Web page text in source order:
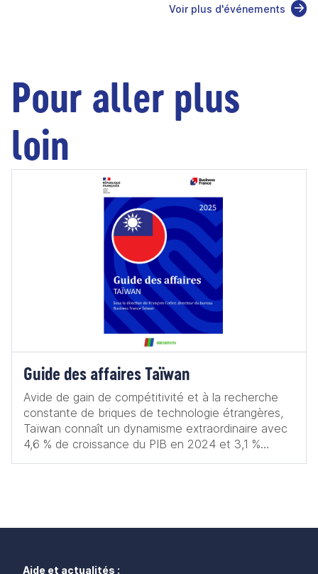
Voir plus d'événements
Pour aller plus
loin
Guide des affaires Taïwan
Avide de gain de compétitivité et à la recherche
constante de briques de technologie étrangères,
Taïwan connaît un dynamisme extraordinaire avec
4,6 % de croissance du PIB en 2024 et 3,1 %
prévus en 2025. La population de Taïwan, parmi les
également développé un tropisme pour la mode, la
Aide et actualités :